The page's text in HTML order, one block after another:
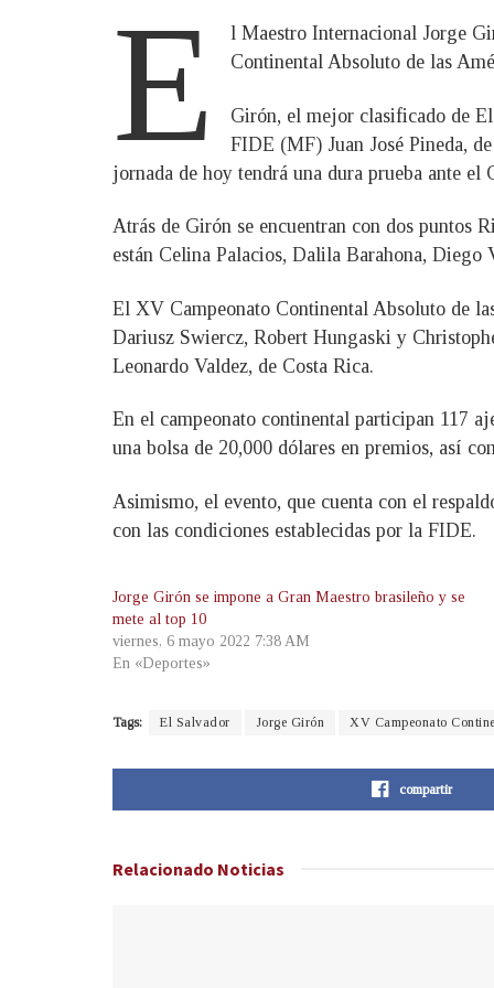
E
l Maestro Internacional Jorge
Continental Absoluto de las
Girón, el mejor clasificado de
FIDE (MF) Juan José Pineda,
jornada de hoy tendrá una dura prueba ante
Atrás de Girón se encuentran con dos puntos
están Celina Palacios, Dalila Barahona,
El XV Campeonato Continental Absoluto de
Dariusz Swiercz, Robert Hungaski y
Leonardo Valdez, de Costa Rica.
En el campeonato continental participan 117
una bolsa de 20,000 dólares en premios, así
Asimismo, el evento, que cuenta con el
con las condiciones establecidas por la FIDE.
Jorge Girón se impone a Gran Maestro brasileño y se
mete al top 10
viernes, 6 mayo 2022 7:38 AM
En «Deportes»
Tags: El Salvador Jorge Girón XV Campeonato
compartir
Relacionado Noticias